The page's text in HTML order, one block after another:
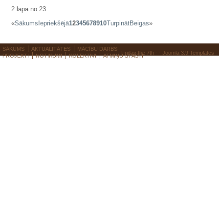
Friday the 7th - - Joomla 3.9 Templates
2 lapa no 23
«Sākums Iepriekšējā12345678910TurpinātBeigas»
SĀKUMS AKTUALITĀTES
MĀCĪBU DARBS
PROJEKTI
NOTIKUMI KOLEKTĪVI ATMIŅU STĀSTI